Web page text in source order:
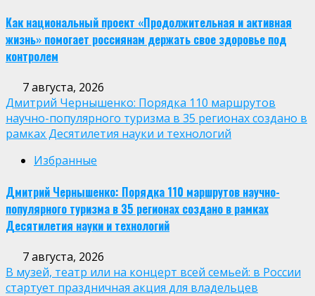
Как национальный проект «Продолжительная и активная
жизнь» помогает россиянам держать свое здоровье под
контролем
7 августа, 2026
Дмитрий Чернышенко: Порядка 110 маршрутов
научно-популярного туризма в 35 регионах создано в
рамках Десятилетия науки и технологий
Избранные
Дмитрий Чернышенко: Порядка 110 маршрутов научно-
популярного туризма в 35 регионах создано в рамках
Десятилетия науки и технологий
7 августа, 2026
В музей, театр или на концерт всей семьей: в России
стартует праздничная акция для владельцев